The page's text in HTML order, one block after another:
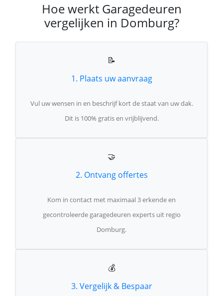
Hoe werkt Garagedeuren
vergelijken in Domburg?
📝
1. Plaats uw aanvraag
Vul uw wensen in en beschrijf kort de staat van uw dak.
Dit is 100% gratis en vrijblijvend.
🤝
2. Ontvang offertes
Kom in contact met maximaal 3 erkende en
gecontroleerde garagedeuren experts uit regio
Domburg.
💰
3. Vergelijk & Bespaar